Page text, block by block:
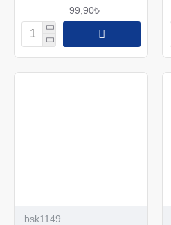
99,90₺
bsk1149